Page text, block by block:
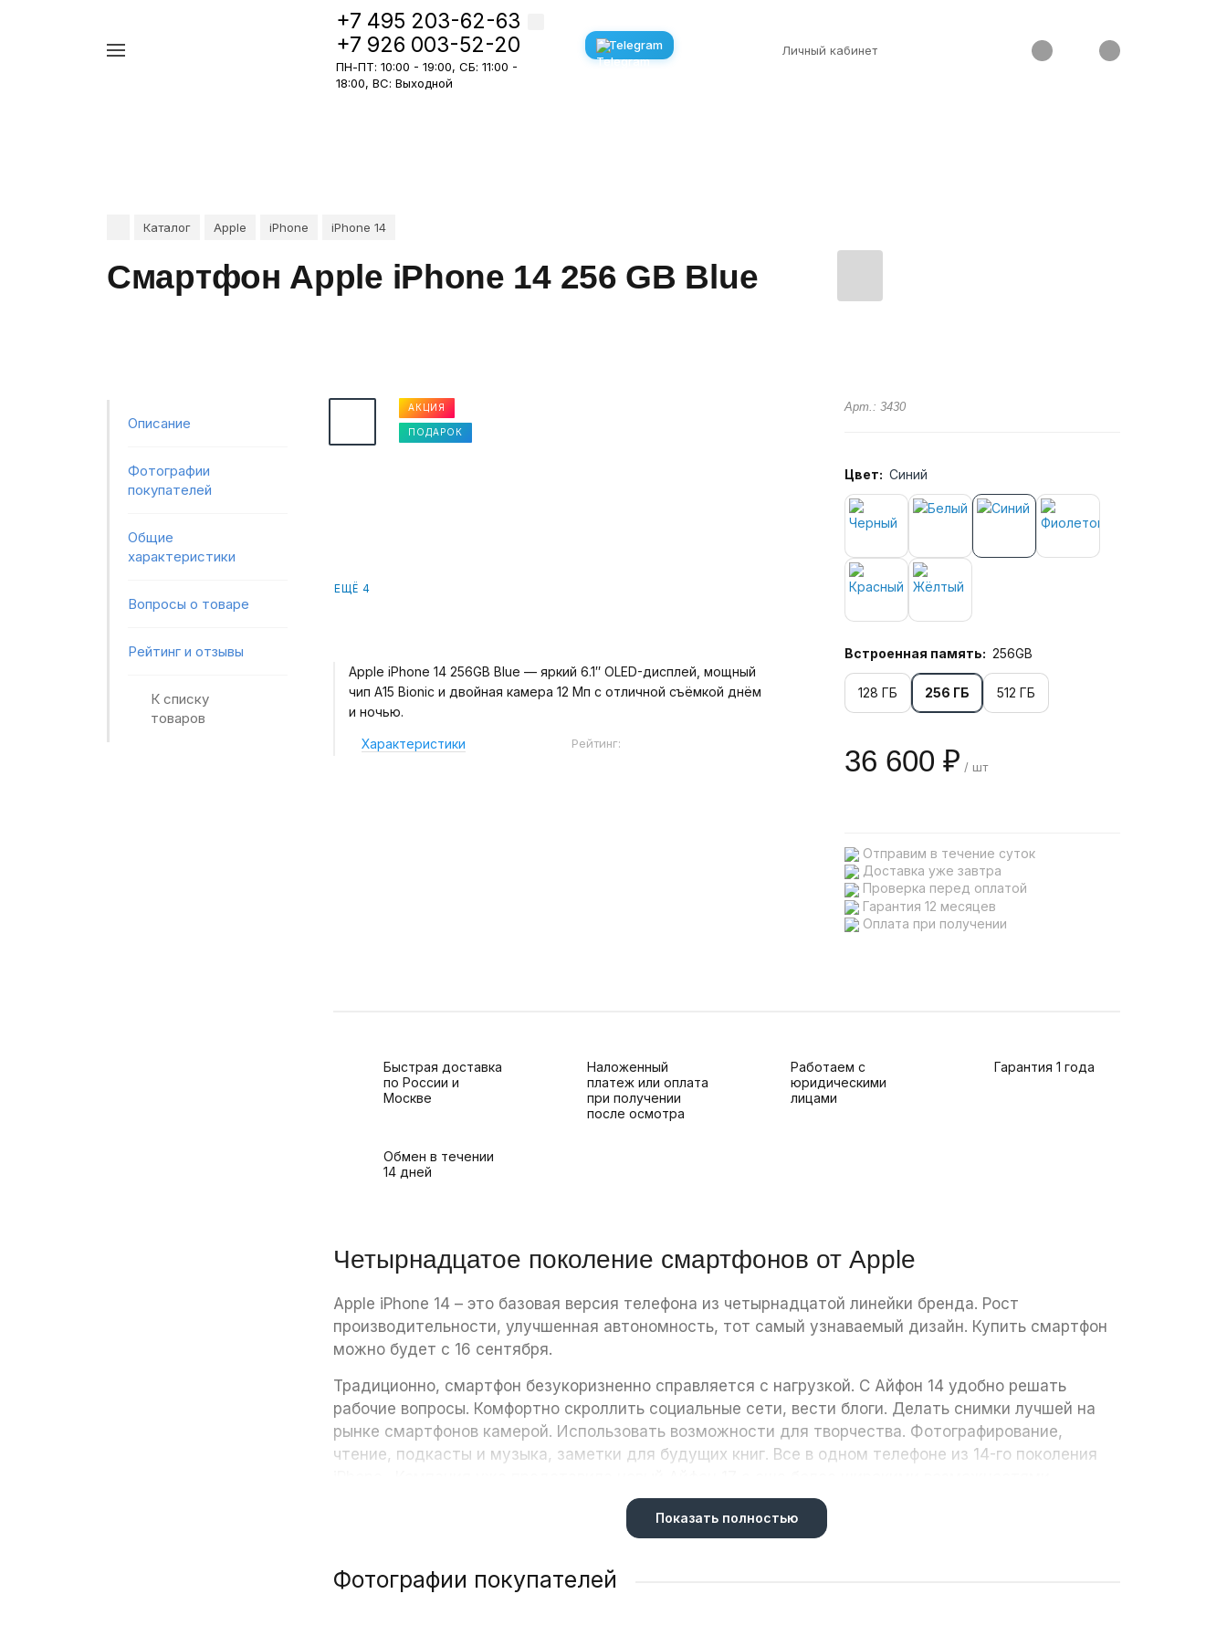
+7 495 203-62-63
+7 926 003-52-20
ПН-ПТ: 10:00 - 19:00, СБ: 11:00 -
18:00, ВС: Выходной
Telegram Личный кабинет
Каталог Apple iPhone iPhone 14
Смартфон Apple iPhone 14 256 GB Blue
Описание
Фотографии
покупателей
Общие
характеристики
Вопросы о товаре
Рейтинг и отзывы
К списку
товаров
ЕЩЁ 4
АКЦИЯ
ПОДАРОК
Apple iPhone 14 256GB Blue — яркий 6.1″ OLED-дисплей, мощный
чип A15 Bionic и двойная камера 12 Мп с отличной съёмкой днём
и ночью.
Характеристики Рейтинг:
Арт.: 3430
Цвет: Синий
Встроенная память: 256GB
128 ГБ 256 ГБ 512 ГБ
36 600 ₽ / шт
Отправим в течение суток
Доставка уже завтра
Проверка перед оплатой
Гарантия 12 месяцев
Оплата при получении
Быстрая доставка
по России и
Москве
Наложенный
платеж или оплата
при получении
после осмотра
Работаем с
юридическими
лицами
Гарантия 1 года
Обмен в течении
14 дней
Четырнадцатое поколение смартфонов от Apple
Apple iPhone 14 – это базовая версия телефона из четырнадцатой линейки бренда. Рост
производительности, улучшенная автономность, тот самый узнаваемый дизайн. Купить смартфон
можно будет с 16 сентября.
Традиционно, смартфон безукоризненно справляется с нагрузкой. С Айфон 14 удобно решать
рабочие вопросы. Комфортно скроллить социальные сети, вести блоги. Делать снимки лучшей на
рынке смартфонов камерой. Использовать возможности для творчества. Фотографирование,
чтение, подкасты и музыка, заметки для будущих книг. Все в одном телефоне из 14-го поколения
Новая линейка iPhone – это четыре смартфона с разным набором характеристик. Каждый
Показать полностью
Фотографии покупателей